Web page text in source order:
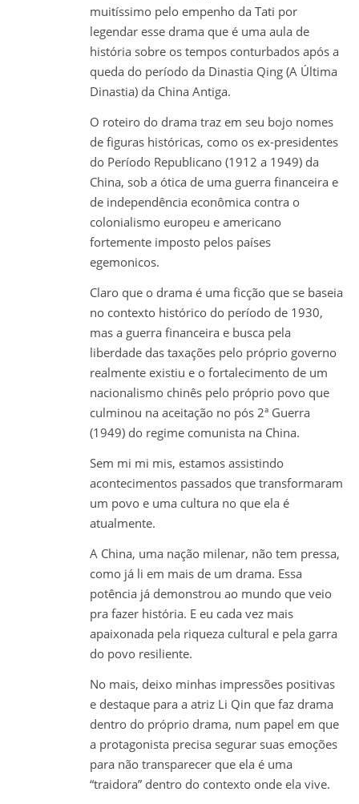
muitíssimo pelo empenho da Tati por
legendar esse drama que é uma aula de
história sobre os tempos conturbados após a
queda do período da Dinastia Qing (A Última
Dinastia) da China Antiga.
O roteiro do drama traz em seu bojo nomes
de figuras históricas, como os ex-presidentes
do Período Republicano (1912 a 1949) da
China, sob a ótica de uma guerra financeira e
de independência econômica contra o
colonialismo europeu e americano
fortemente imposto pelos países
egemonicos.
Claro que o drama é uma ficção que se baseia
no contexto histórico do período de 1930,
mas a guerra financeira e busca pela
liberdade das taxações pelo próprio governo
realmente existiu e o fortalecimento de um
nacionalismo chinês pelo próprio povo que
culminou na aceitação no pós 2ª Guerra
(1949) do regime comunista na China.
Sem mi mi mis, estamos assistindo
acontecimentos passados que transformaram
um povo e uma cultura no que ela é
atualmente.
A China, uma nação milenar, não tem pressa,
como já li em mais de um drama. Essa
potência já demonstrou ao mundo que veio
pra fazer história. E eu cada vez mais
apaixonada pela riqueza cultural e pela garra
do povo resiliente.
No mais, deixo minhas impressões positivas
e destaque para a atriz Li Qin que faz drama
dentro do próprio drama, num papel em que
a protagonista precisa segurar suas emoções
para não transparecer que ela é uma
“traidora” dentro do contexto onde ela vive.